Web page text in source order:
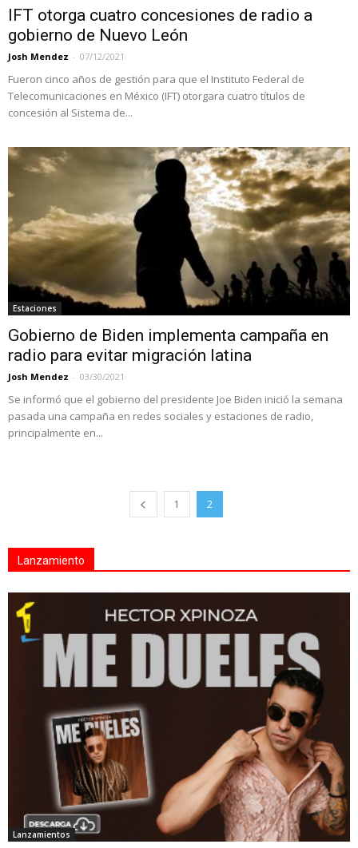
IFT otorga cuatro concesiones de radio a
gobierno de Nuevo León
Josh Mendez - 07/12/2021
Fueron cinco años de gestión para que el Instituto Federal de
Telecomunicaciones en México (IFT) otorgara cuatro títulos de
concesión al Sistema de...
Estaciones
Gobierno de Biden implementa campaña en
radio para evitar migración latina
Josh Mendez - 03/30/2021
Se informó que el gobierno del presidente Joe Biden inició la semana
pasada una campaña en redes sociales y estaciones de radio,
principalmente en...
1 2
Lanzamiento
Lanzamientos